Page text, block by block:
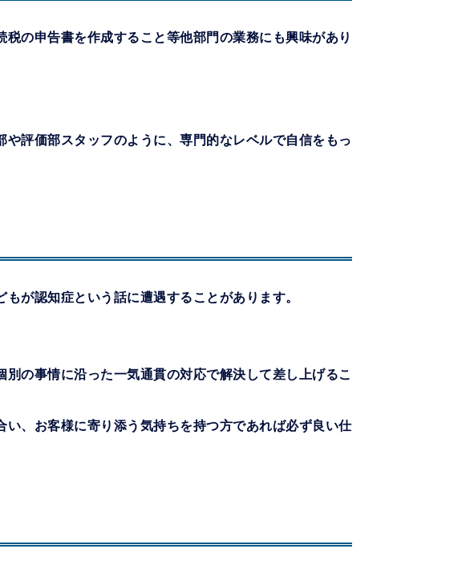
の申告書を作成すること等他部門の業務にも興味があり
評価部スタッフのように、専門的なレベルで自信をもっ
が認知症という話に遭遇することがあります。
の事情に沿った一気通貫の対応で解決して差し上げるこ
、お客様に寄り添う気持ちを持つ方であれば必ず良い仕